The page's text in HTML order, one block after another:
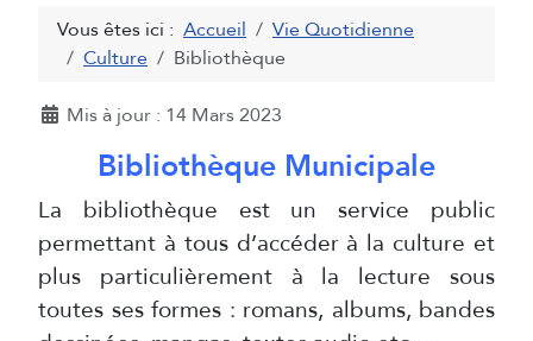
Vous êtes ici : Accueil
Vie Quotidienne
Culture
Bibliothèque
DétailsMis à jour : 14 Mars 2023
Bibliothèque Municipale
La bibliothèque est un service public
permettant à tous d’accéder à la culture et
plus particulièrement à la lecture sous
toutes ses formes : romans, albums, bandes